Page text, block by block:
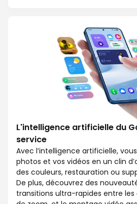
L'intelligence artificielle du
service
Avec l’intelligence artificielle,
photos et vos vidéos en un clin
des couleurs, restauration ou
De plus, découvrez des
transitions ultra-rapides entre